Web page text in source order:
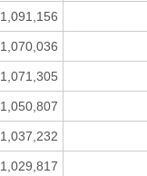
1,091,156
1,070,036
1,071,305
1,050,807
1,037,232
1,029,817